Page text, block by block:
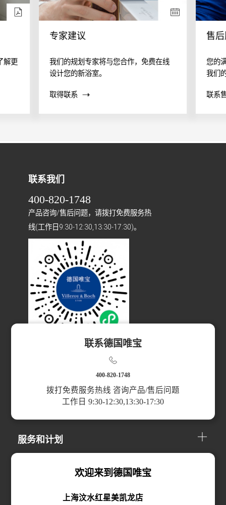
解更
专家建议
我们的规划专家将与您合作，免费在线
设计您的新浴室。
取得联系
售
您的
我们
帮助
联系
服务和计划
联系我们
400-820-1748
产品咨询/售后问题，请拨打免费服务热
线(工作日9:30-12:30,13:30-17:30)。
欢迎来到德国唯宝
上海汶水红星美凯龙店
联系德国唯宝
400-820-1748
拨打免费服务热线 咨询产品/售后问题
工作日 9:30-12:30,13:30-17:30